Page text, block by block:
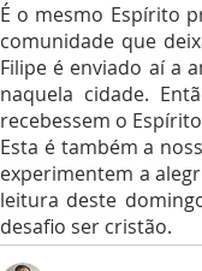
É o mesmo Espírito
comunidade que
Filipe é enviado aí a
naquela cidade.
recebessem o
Esta é também a
experimentem a
leitura deste
desafio ser cristão.